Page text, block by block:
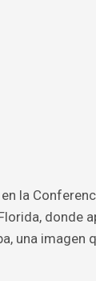
la
una